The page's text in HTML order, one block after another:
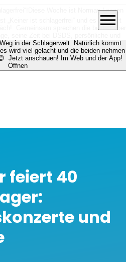
Diese Woche ist Norman Langen
„Keiner ist schlagerfrei“ und es erwartet
Gemeinsam sprechen die beiden über
seine Zeit bei DSDS, persönliche und
in der Schlagerwelt. Natürlich kommt
wird viel gelacht und die beiden nehmen
Jetzt anschauen! Im Web und der App!
Öffnen
menu
feiert 40
und